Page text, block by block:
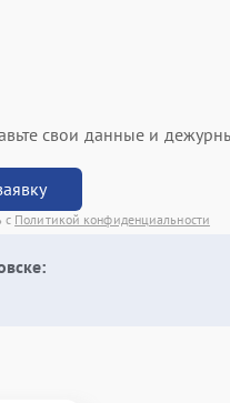
свои данные и
с Политикой конфиденциальности